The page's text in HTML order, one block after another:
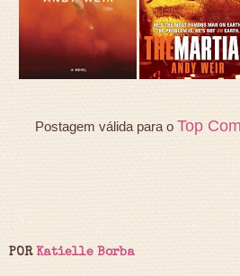
Postagem válida para o Top
POR Katielle Borba